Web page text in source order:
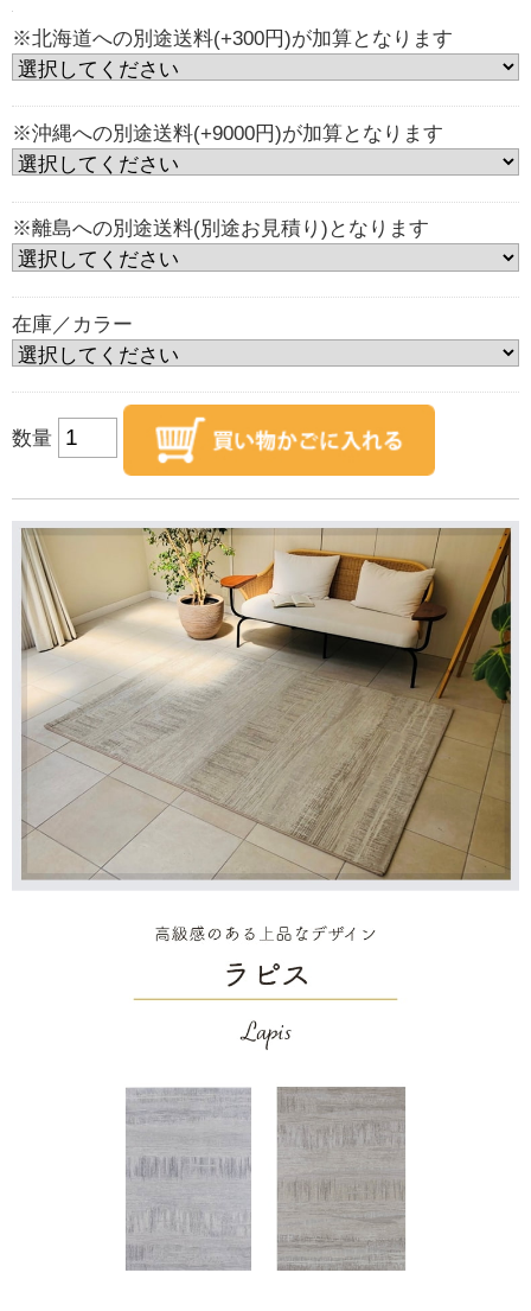
※北海道への別途送料(+300円)が加算となります
※沖縄への別途送料(+9000円)が加算となります
※離島への別途送料(別途お見積り)となります
在庫／カラー
数量